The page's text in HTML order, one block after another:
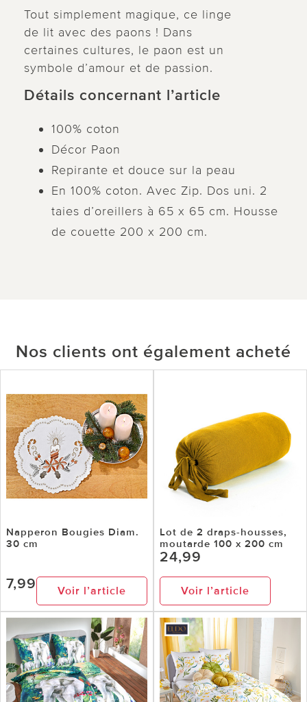
Tout simplement magique, ce linge
de lit avec des paons ! Dans
certaines cultures, le paon est un
symbole d’amour et de passion.
Détails concernant l’article
100% coton
Décor Paon
Repirante et douce sur la peau
En 100% coton. Avec Zip. Dos uni. 2
taies d’oreillers à 65 x 65 cm. Housse
de couette 200 x 200 cm.
Nos clients ont également acheté
Napperon Bougies Diam.
30 cm
7,99 Voir l’article
Lot de 2 draps-housses,
moutarde 100 x 200 cm
24,99
Voir l’article